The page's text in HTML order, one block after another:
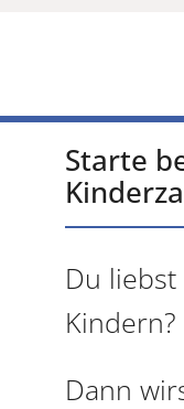
Starte
Du
Kindern?
Dann